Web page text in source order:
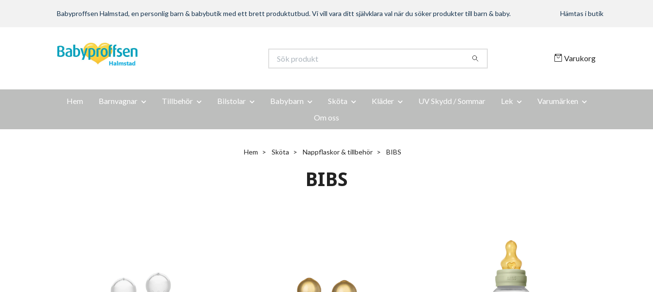
Babyproffsen Halmstad, en personlig barn & babybutik med ett brett produktutbud. Vi vill vara ditt självklara val när du söker produkter till barn & baby. Hämtas i butik
Varukorg
Hem Barnvagnar Tillbehör Bilstolar Babybarn Sköta Kläder UV Skydd / Sommar Lek
Varumärken
Om oss
Hem Sköta Nappflaskor & tillbehör BIBS
BIBS